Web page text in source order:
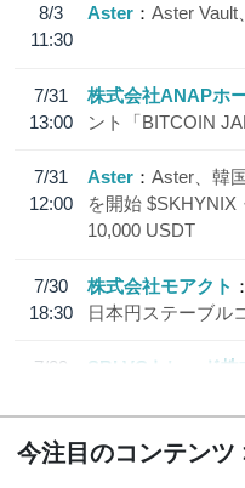
8/3
11:30
Aster Aster Vault
7/31
13:00
株式会社ANAPホ
ント「BITCOIN
7/31
12:00
Aster
Aster、韓
を開始
10,000 USDT
7/30
18:30
株式会社モアクト
日本円ステーブル
7/29
SBI VCトレード株
今注目のコンテンツ